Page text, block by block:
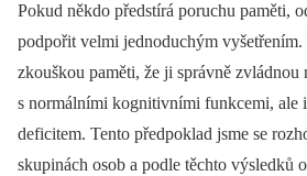
Pokud někdo předstírá poruchu paměti,
podpořit velmi jednoduchým
zkouškou paměti, že ji správně zvládnou
s normálními kognitivními funkcemi, ale
deficitem. Tento předpoklad jsme se
skupinách osob a podle těchto výsledků